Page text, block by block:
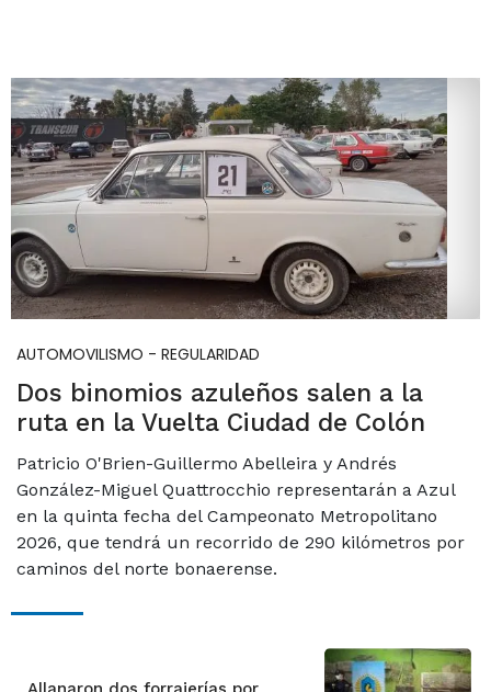
AUTOMOVILISMO - REGULARIDAD
Dos binomios azuleños salen a la
ruta en la Vuelta Ciudad de Colón
Patricio O'Brien-Guillermo Abelleira y Andrés
González-Miguel Quattrocchio representarán a Azul
en la quinta fecha del Campeonato Metropolitano
2026, que tendrá un recorrido de 290 kilómetros por
caminos del norte bonaerense.